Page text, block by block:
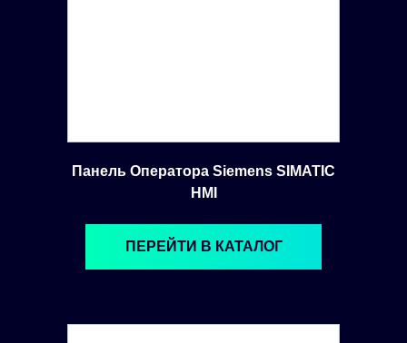
Панель Оператора Siemens SIMATIC
HMI
ПЕРЕЙТИ В КАТАЛОГ